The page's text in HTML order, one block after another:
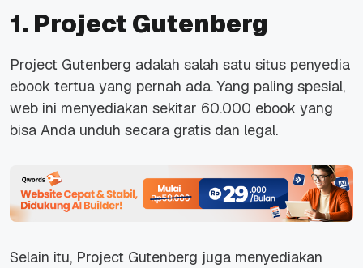
1. Project Gutenberg
Project Gutenberg adalah salah satu situs penyedia
ebook tertua yang pernah ada. Yang paling spesial,
web ini menyediakan sekitar 60.000 ebook yang
bisa Anda unduh secara gratis dan legal.
Selain itu, Project Gutenberg juga menyediakan